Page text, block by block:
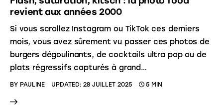
revient aux années 2000
Si vous scrollez Instagram ou TikTok ces derniers
mois, vous avez sûrement vu passer ces photos de
burgers dégoulinants, de cocktails ultra pop ou de
plats régressifs capturés à grand…
BY PAULINE UPDATED: 28 JUILLET 2025 5 MIN